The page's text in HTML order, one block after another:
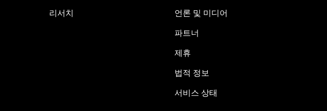
리서치
언론 및 미디어
파트너
제휴
법적 정보
서비스 상태